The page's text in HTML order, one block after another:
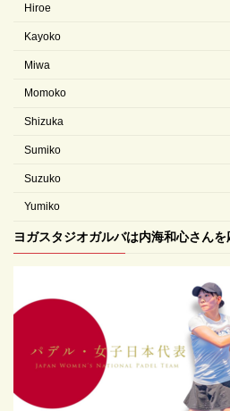
Hiroe
Kayoko
Miwa
Momoko
Shizuka
Sumiko
Suzuko
Yumiko
ヨガスタジオガルバは内海和心さんを